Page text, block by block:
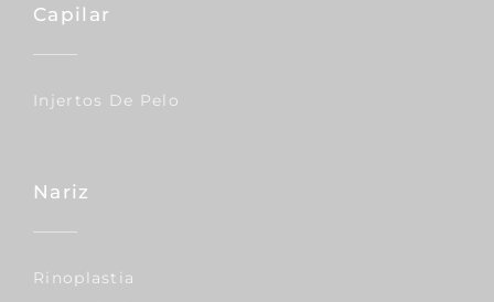
Capilar
Injertos De Pelo
Nariz
Rinoplastia